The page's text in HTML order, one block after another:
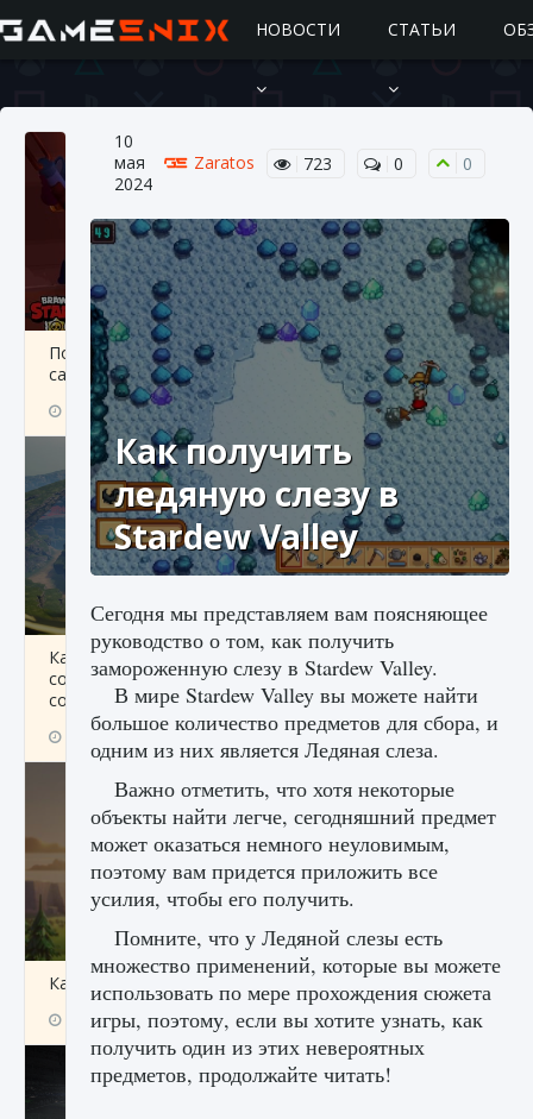
НОВОСТИ СТАТЬИ
Подробное руководство по получению
самоцветов Brawl Stars
10 августа 2024 1
Как исправить ошибку Palworld «Идет
сохранение мира — Невозможно начать
сохранение данных мира»
9 августа 2024 2 511 0 0
Как заработать медали лиги Clash of Clans
9 августа 2024 2 599 0 1
10
мая
2024
Zaratos 723 0 0
Как получить
ледяную слезу в
Stardew Valley
Сегодня мы представляем вам поясняющее
руководство о том, как получить
замороженную слезу в Stardew Valley.
В мире Stardew Valley вы можете найти
большое количество предметов для сбора, и
одним из них является Ледяная слеза.
Важно отметить, что хотя некоторые
объекты найти легче, сегодняшний предмет
может оказаться немного неуловимым,
поэтому вам придется приложить все
усилия, чтобы его получить.
Помните, что у Ледяной слезы есть
множество применений, которые вы можете
использовать по мере прохождения сюжета
игры, поэтому, если вы хотите узнать, как
получить один из этих невероятных
предметов, продолжайте читать!